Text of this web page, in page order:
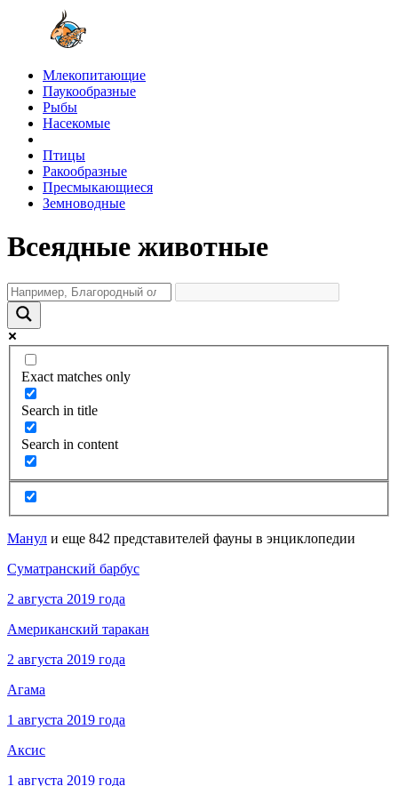
Млекопитающие
Паукообразные
Рыбы
Насекомые
Птицы
Ракообразные
Пресмыкающиеся
Земноводные
Всеядные животные
Exact matches only
Search in title
Search in content
Манул и еще 842 представителей фауны в энциклопедии
Суматранский барбус
2 августа 2019 года
Американский таракан
2 августа 2019 года
Агама
1 августа 2019 года
Аксис
1 августа 2019 года